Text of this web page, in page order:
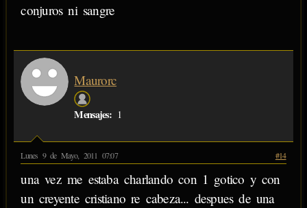
conjuros ni sangre
Maurorc
Mensajes: 1
Lunes 9 de Mayo, 2011 07:07 #14
una vez me estaba charlando con 1 gotico y con
un creyente cristiano re cabeza... despues de una